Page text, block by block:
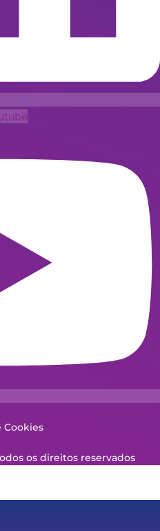
Cookies
os direitos reservados